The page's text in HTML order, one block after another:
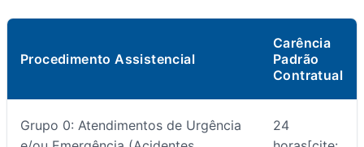
Procedimento Assistencial
Carência
Padrão
Contratual
Grupo 0: Atendimentos de Urgência
24